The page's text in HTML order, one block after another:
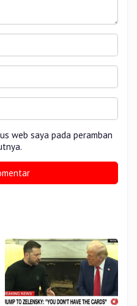
web saya pada peramban